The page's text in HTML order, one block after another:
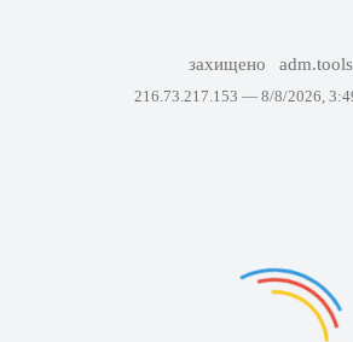
захищено adm.tools
216.73.217.153 — 8/8/2026,